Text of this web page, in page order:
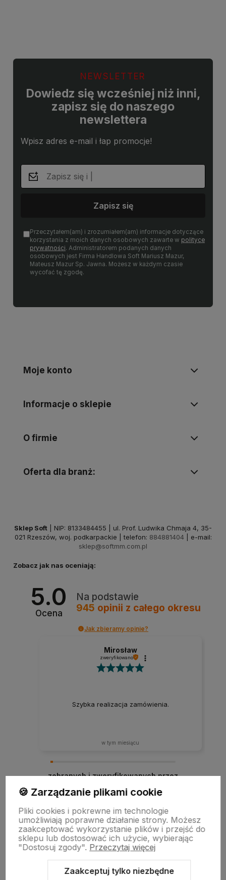
NEWSLETTER
Dowiedz się wcześniej niż inni,
zapisz się do naszego
newslettera
Wpisz adres e-mail i łap promocje!
Zapisz się
Przeczytałem(am) i zrozumiałem(am) informacje dotyczące
korzystania z moich danych osobowych zawarte w polityce
prywatności. Administratorem podanych danych
osobowych jest Firma Handlowa Soft Mariusz Mazur,
Mateusz Mazur Sp. Jawna. Możesz w każdym czasie
wycofać tę zgodę.
Moje konto
Informacje o sklepie
O firmie
Oferta dla branż:
Sklep Soft | NIP: 8133484455 | ul. Prof. Ludwika Chmaja 4, 35-
021 Rzeszów, woj. podkarpackie | telefon: 884881404 | e-mail:
sklep@softmm.com.pl
Zobacz jak nas oceniają:
5.0
Ocena
Na podstawie
945 opinii z całego okresu
Jak zbieramy opinie?
Mirosław
zweryfikowano
Szybka realizacja zamówienia.
w tym miesiącu
zebranych i zweryfikowanych przez
🍪 Zarządzanie plikami cookie
Pliki cookies i pokrewne im technologie
umożliwiają poprawne działanie strony. Możesz
zaakceptować wykorzystanie plików i przejść do
sklepu lub dostosować ich użycie, wybierając
"Dostosuj zgody". Przeczytaj więcej
Zaakceptuj tylko niezbędne